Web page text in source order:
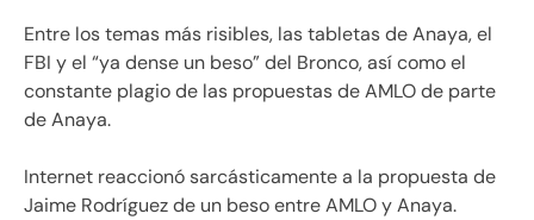
Entre los temas más risibles, las tabletas de Anaya, el
FBI y el “ya dense un beso” del Bronco, así como el
constante plagio de las propuestas de AMLO de parte
de Anaya.
Internet reaccionó sarcásticamente a la propuesta de
Jaime Rodríguez de un beso entre AMLO y Anaya.